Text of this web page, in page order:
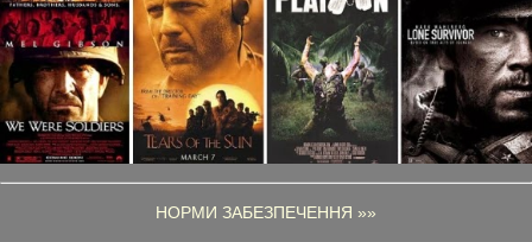
НОРМИ ЗАБЕЗПЕЧЕННЯ »»